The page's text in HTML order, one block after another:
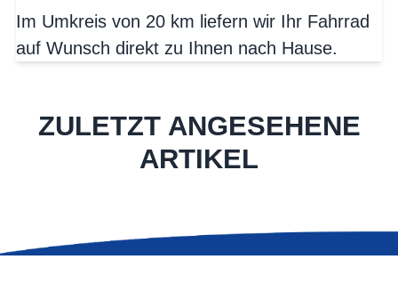
Im Umkreis von 20 km liefern wir Ihr Fahrrad
auf Wunsch direkt zu Ihnen nach Hause.
ZULETZT ANGESEHENE
ARTIKEL